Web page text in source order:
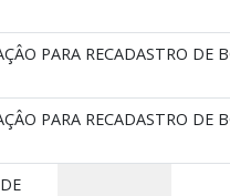
PARA RECADASTRO DE
PARA RECADASTRO DE